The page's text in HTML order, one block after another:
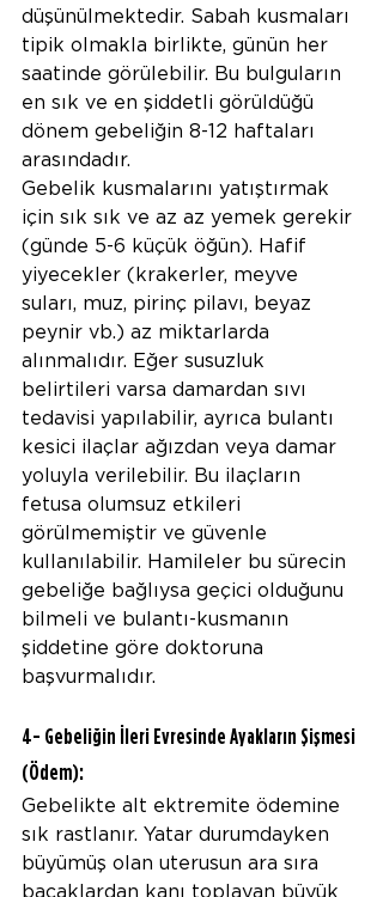
düşünülmektedir. Sabah kusmaları
tipik olmakla birlikte, günün her
saatinde görülebilir. Bu bulguların
en sık ve en şiddetli görüldüğü
dönem gebeliğin 8-12 haftaları
arasındadır.
Gebelik kusmalarını yatıştırmak
için sık sık ve az az yemek gerekir
(günde 5-6 küçük öğün). Hafif
yiyecekler (krakerler, meyve
suları, muz, pirinç pilavı, beyaz
peynir vb.) az miktarlarda
alınmalıdır. Eğer susuzluk
belirtileri varsa damardan sıvı
tedavisi yapılabilir, ayrıca bulantı
kesici ilaçlar ağızdan veya damar
yoluyla verilebilir. Bu ilaçların
fetusa olumsuz etkileri
görülmemiştir ve güvenle
kullanılabilir. Hamileler bu sürecin
gebeliğe bağlıysa geçici olduğunu
bilmeli ve bulantı-kusmanın
şiddetine göre doktoruna
başvurmalıdır.
4- Gebeliğin İleri Evresinde Ayakların Şişmesi
(Ödem):
Gebelikte alt ektremite ödemine
sık rastlanır. Yatar durumdayken
büyümüş olan uterusun ara sıra
bacaklardan kanı toplayan büyük